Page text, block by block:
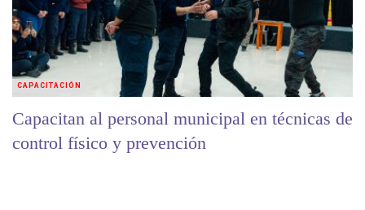
Capacitan al personal municipal en técnicas de
control físico y prevención
CAPACITACIÓN